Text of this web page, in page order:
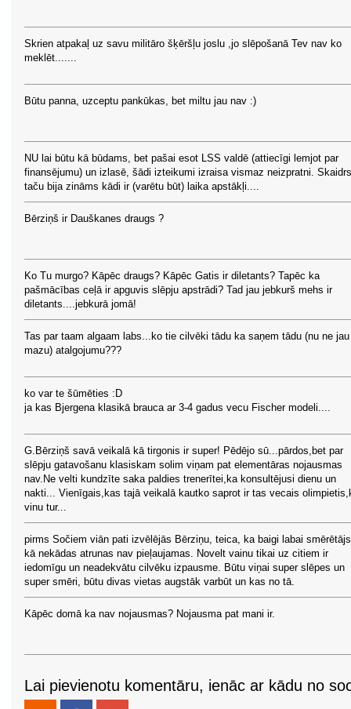
Skrien atpakaļ uz savu militāro šķēršļu joslu ,jo slēpošanā Tev nav ko
meklēt.......
Būtu panna, uzceptu pankūkas, bet miltu jau nav :)
NU lai būtu kā būdams, bet pašai esot LSS valdē (attiecīgi lemjot par
finansējumu) un izlasē, šādi izteikumi izraisa vismaz neizpratni.
taču bija zināms kādi ir (varētu būt) laika apstākļi....
Bērziņš ir Dauškanes draugs ?
Ko Tu murgo? Kāpēc draugs? Kāpēc Gatis ir diletants? Tapēc ka
pašmācības ceļā ir apguvis slēpju apstrādi? Tad jau jebkurš mehs ir
diletants....jebkurā jomā!
Tas par taam algaam labs...ko tie cilvēki tādu ka saņem tādu (nu ne jau
mazu) atalgojumu???
ko var te šūmēties :D
ja kas Bjergena klasikā brauca ar 3-4 gadus vecu Fischer modeli....
G.Bērziņš savā veikalā kā tirgonis ir super! Pēdējo sū...pārdos,bet par
slēpju gatavošanu klasiskam solim viņam pat elementāras nojausmas
nav.Ne velti kundzīte saka paldies trenerītei,ka konsultējusi dienu un
nakti... Vienīgais,kas tajā veikalā kautko saprot ir tas vecais
vinu tur...
pirms Sočiem viān pati izvēlējās Bērziņu, teica, ka baigi labai
kā nekādas atrunas nav pieļaujamas. Novelt vainu tikai uz citiem ir
iedomīgu un neadekvātu cilvēku izpausme. Būtu viņai super slēpes un
super smēri, būtu divas vietas augstāk varbūt un kas no tā.
Kāpēc domā ka nav nojausmas? Nojausma pat mani ir.
Lai pievienotu komentāru, ienāc ar kādu no